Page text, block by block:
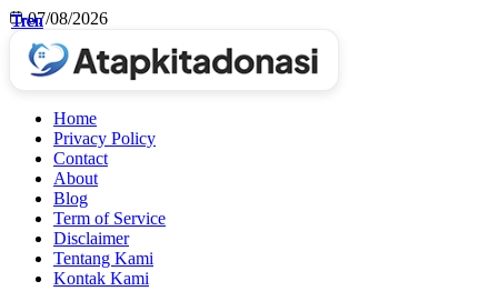
Skip
content
07/08/2026
Home
Privacy Policy
Contact
About
Blog
Term of Service
Disclaimer
Tentang Kami
Kontak Kami
Tren
Tren
Tren
Tren